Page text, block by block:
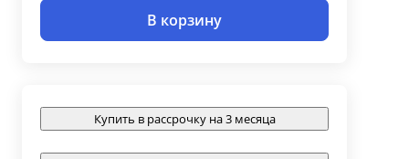
В корзину
Купить в рассрочку на 3 месяца